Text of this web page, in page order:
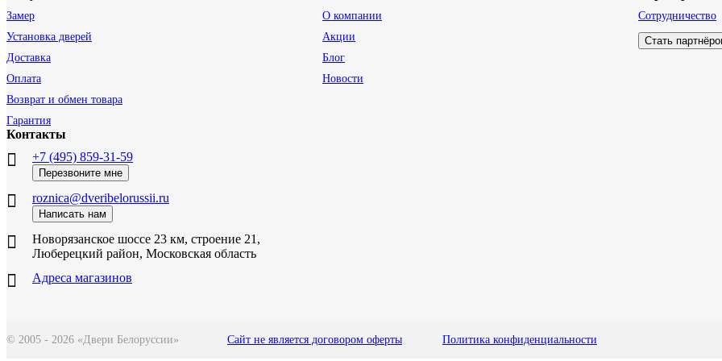
Замер
Установка дверей
Доставка
Оплата
Возврат и обмен товара
Гарантия
О компании
Акции
Блог
Новости
Сотрудничество
Стать
Контакты
+7 (495) 859-31-59
Перезвоните мне
roznica@dveribelorussii.ru
Написать нам
Новорязанское шоссе 23 км, строение 21,
Люберецкий район, Московская область
Адреса магазинов
© 2005 - 2026 «Двери Белоруссии» Сайт не является договором оферты Политика конфиденциальности